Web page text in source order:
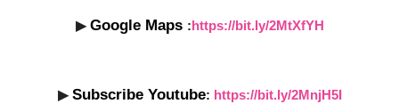
▶ Google Maps :https://bit.ly/2MtXfYH
▶ Subscribe Youtube: https://bit.ly/2MnjH5I